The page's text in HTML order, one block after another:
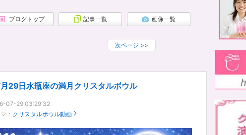
ブログトップ 記事一覧 画像一覧
次ページ >>
29日水瓶座の満月クリスタルボウル
07-29 03:29:32
： クリスタルボウル動画